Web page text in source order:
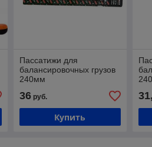
Пассатижи для
балансировочных грузов
240мм
36руб.
Купить